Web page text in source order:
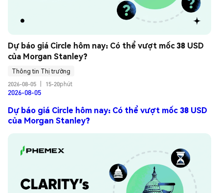
Dự báo giá Circle hôm nay: Có thể vượt mốc 38 USD
của Morgan Stanley?
Thông tin Thị trường
2026-08-05
15-20phút
2026-08-05
Dự báo giá Circle hôm nay: Có thể vượt mốc 38 USD
của Morgan Stanley?